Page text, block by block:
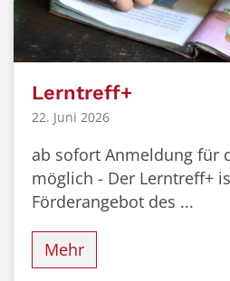
Lerntreff+
22. Juni 2026
ab sofort Anmeldung für
möglich - Der Lerntreff+
Förderangebot des ...
Mehr